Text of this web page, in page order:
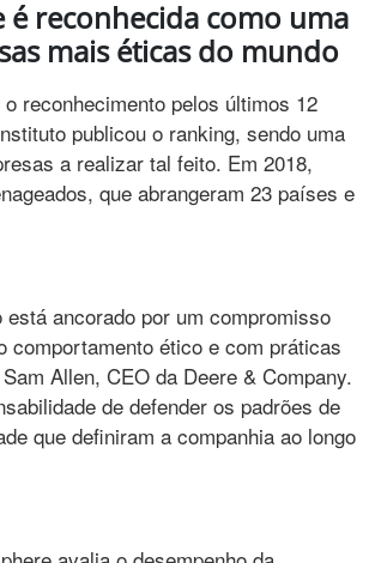
é reconhecida como uma
mais éticas do mundo
reconhecimento pelos últimos 12
publicou o ranking, sendo uma
a realizar tal feito. Em 2018,
que abrangeram 23 países e
ancorado por um compromisso
comportamento ético e com práticas
Allen, CEO da Deere & Company.
de defender os padrões de
que definiram a companhia ao longo